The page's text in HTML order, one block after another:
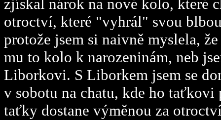
zjískal nárok na nové kolo, které
otroctví, které "vyhrál" svou
protože jsem si naivně myslela,
mu to kolo k narozeninám, neb
Liborkovi. S Liborkem jsem se
v sobotu na chatu, kde ho taťkovi
taťky dostane výměnou za